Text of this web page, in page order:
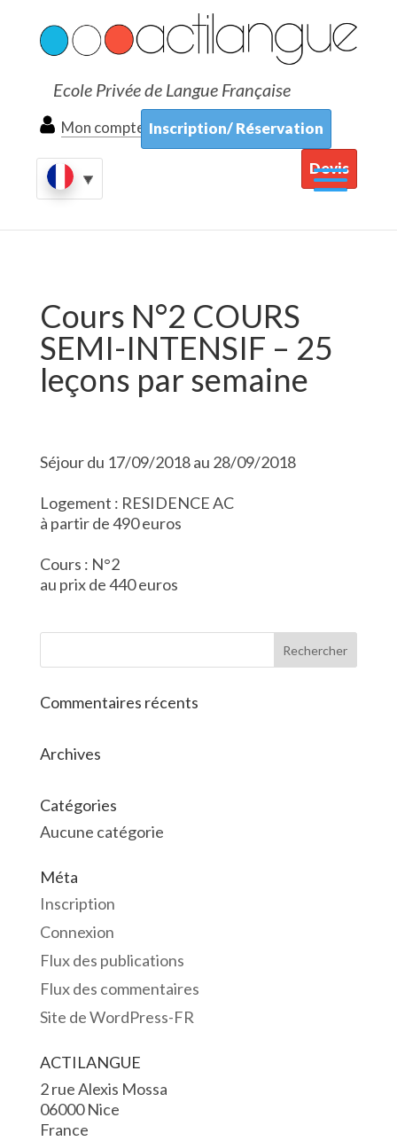
Ecole Privée de Langue Française
Mon compte Inscription/ Réservation
Devis
Cours N°2 COURS
SEMI-INTENSIF – 25
leçons par semaine
Séjour du 17/09/2018 au 28/09/2018
Logement : RESIDENCE AC
à partir de 490 euros
Cours : N°2
au prix de 440 euros
Commentaires récents
Archives
Catégories
Aucune catégorie
Méta
Inscription
Connexion
Flux des publications
Flux des commentaires
Site de WordPress-FR
ACTILANGUE
2 rue Alexis Mossa
06000 Nice
France